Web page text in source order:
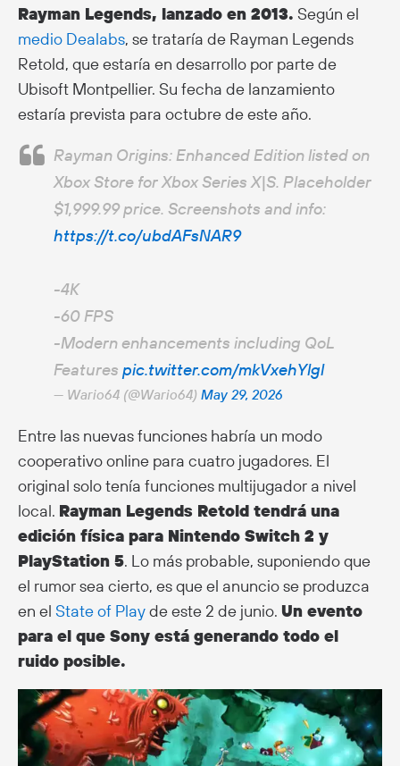
Rayman Legends, lanzado en 2013. Según el
medio Dealabs, se trataría de Rayman Legends
Retold, que estaría en desarrollo por parte de
Ubisoft Montpellier. Su fecha de lanzamiento
estaría prevista para octubre de este año.
Rayman Origins: Enhanced Edition listed on
Xbox Store for Xbox Series X|S. Placeholder
$1,999.99 price. Screenshots and info:
https://t.co/ubdAFsNAR9
-4K
-60 FPS
-Modern enhancements including QoL
Features pic.twitter.com/mkVxehYlgl
— Wario64 (@Wario64) May 29, 2026
Entre las nuevas funciones habría un modo
cooperativo online para cuatro jugadores. El
original solo tenía funciones multijugador a nivel
local. Rayman Legends Retold tendrá una
edición física para Nintendo Switch 2 y
PlayStation 5. Lo más probable, suponiendo que
el rumor sea cierto, es que el anuncio se produzca
en el State of Playde este 2 de junio. Un evento
para el que Sony está generando todo el
ruido posible.